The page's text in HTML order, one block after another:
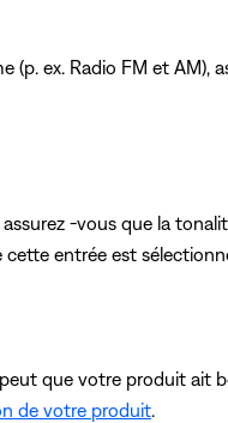
ex. Radio FM et
-vous que la
entrée est
que votre produit ait
de votre produit